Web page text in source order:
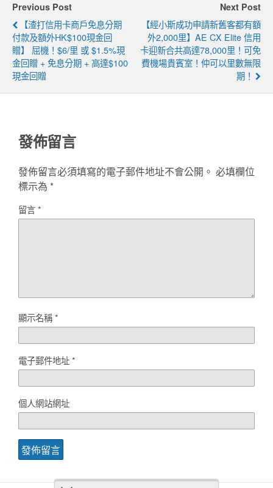
Previous Post
【渣打信用卡商戶免息分期
付款及額外HK$100現金回
贈】 屈機！$6/里 或 $1.5%現
金回贈 + 免息分期 + 高達$100
現金回贈
Next Post
【經小斯成功申請新舊客都有額
外2,000里】AE CX Elite 信用
卡迎新合共高達78,000里！可免
費機場貴賓室！仲可以里數無限
期！
發佈留言
發佈留言必須填寫的電子郵件地址不會公開。 必填欄位
標示為 *
留言*
顯示名稱*
電子郵件地址*
個人網站網址